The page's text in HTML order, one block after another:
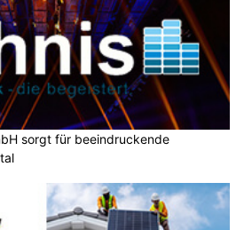
sorgt für beeindruckende